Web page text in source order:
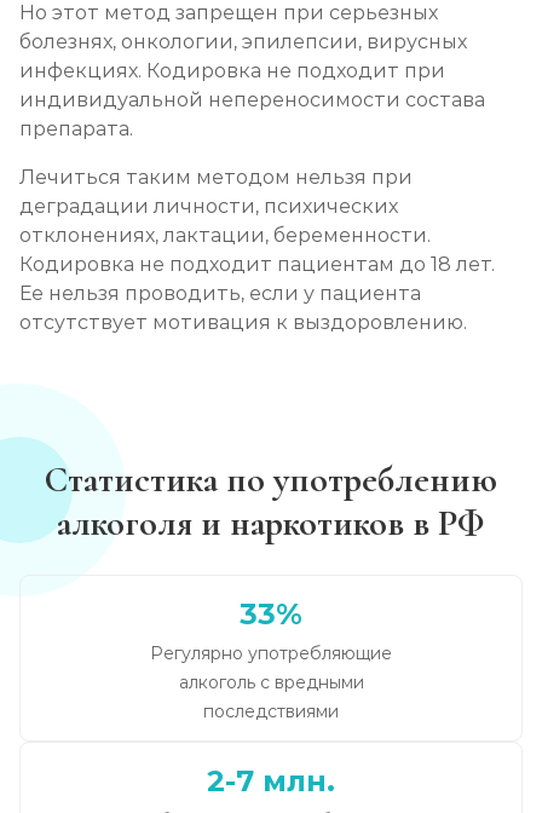
Но этот метод запрещен при серьезных
болезнях, онкологии, эпилепсии, вирусных
инфекциях. Кодировка не подходит при
индивидуальной непереносимости состава
препарата.
Лечиться таким методом нельзя при
деградации личности, психических
отклонениях, лактации, беременности.
Кодировка не подходит пациентам до 18 лет.
Ее нельзя проводить, если у пациента
отсутствует мотивация к выздоровлению.
Статистика по употреблению
алкоголя и наркотиков в РФ
33%
Регулярно употребляющие
алкоголь с вредными
последствиями
2-7 млн.